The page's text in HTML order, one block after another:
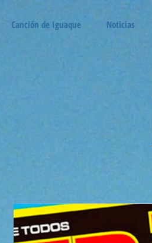
Canción de Iguaque Noticias